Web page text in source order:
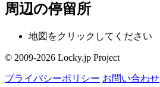
周辺の停留所
地図をクリックしてください
© 2009-2026 Locky.jp Project
プライバシーポリシー お問い合わせ